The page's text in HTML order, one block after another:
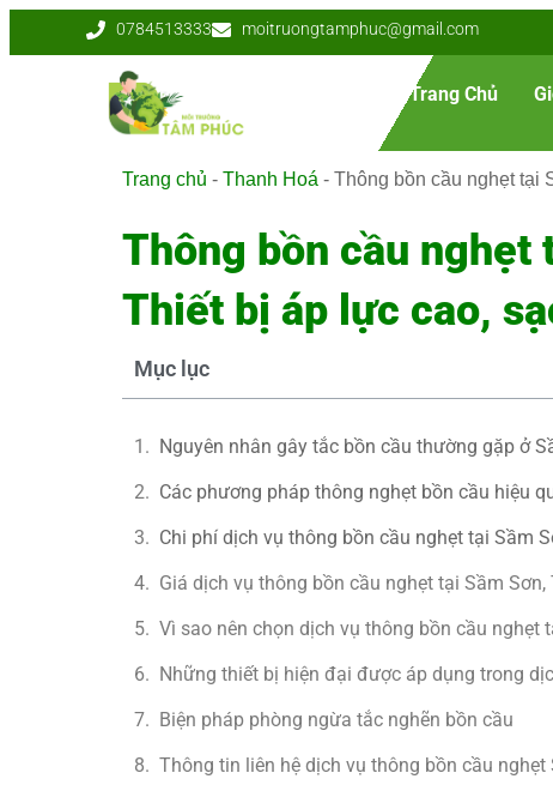
0784513333 moitruongtamphuc@gmail.com
Trang Chủ
Trang chủ - Thanh Hoá - Thông bồn cầu nghẹt tại
Thông bồn cầu nghẹt
Thiết bị áp lực cao,
Mục lục
Nguyên nhân gây tắc bồn cầu thường gặp ở
Các phương pháp thông nghẹt bồn cầu hiệu
Chi phí dịch vụ thông bồn cầu nghẹt tại Sầm
Giá dịch vụ thông bồn cầu nghẹt tại Sầm Sơn,
Vì sao nên chọn dịch vụ thông bồn cầu nghẹt
Những thiết bị hiện đại được áp dụng trong
Biện pháp phòng ngừa tắc nghẽn bồn cầu
Thông tin liên hệ dịch vụ thông bồn cầu